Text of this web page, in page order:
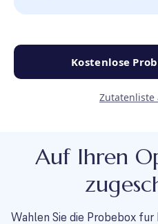
Kostenlose
Zutatenliste
Auf Ihren
Wahlen Sie die Probebox fur